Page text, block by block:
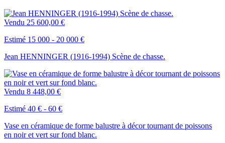
Vendu 25 600,00 €
Estimé 15 000 - 20 000 €
Jean HENNINGER (1916-1994) Scène de chasse.
Vendu 8 448,00 €
Estimé 40 € - 60 €
Vase en céramique de forme balustre à décor tournant de poissons
en noir et vert sur fond blanc.